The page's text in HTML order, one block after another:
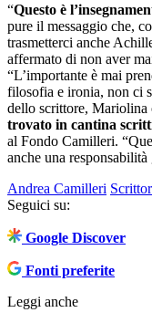
“Questo è
pure il messaggio che,
trasmetterci anche
affermato di non aver
“L’importante è mai
filosofia e ironia, non ci
dello scrittore, Mariolina
trovato in cantina
al Fondo Camilleri.
anche una responsabilità
Andrea Camilleri
Seguici su:
Google Discover
Fonti preferite
Leggi anche